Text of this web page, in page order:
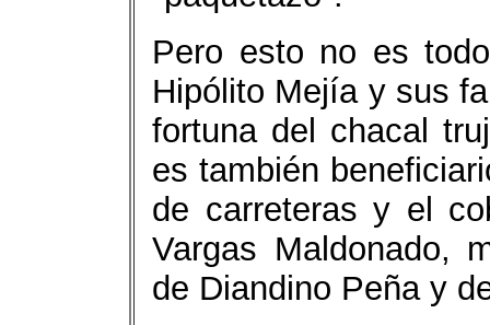
Pero esto no es
Hipólito Mejía y sus
fortuna del chacal
es también
de carreteras y el
Vargas Maldonado,
de Diandino Peña y